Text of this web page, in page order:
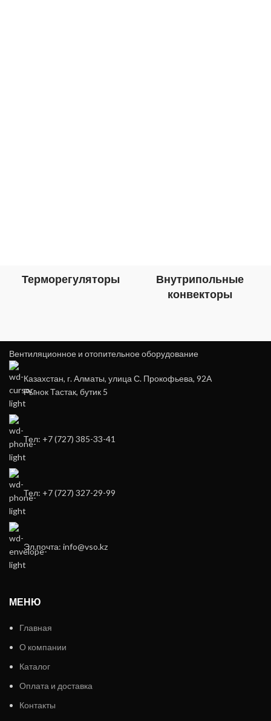
Терморегуляторы
Внутрипольные
конвекторы
Вентиляционное и отопительное оборудование
Казахстан, г. Алматы, улица С. Прокофьева, 92А
Рынок Тастак, бутик 5
Тел: +7 (727) 385-33-41
Тел: +7 (727) 327-29-99
Эл.почта: info@vso.kz
МЕНЮ
Главная
О компании
Каталог
Оплата и доставка
Контакты